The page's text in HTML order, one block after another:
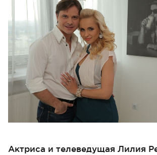
Актриса и телеведущая Лилия